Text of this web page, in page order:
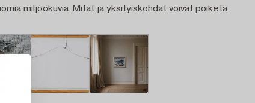
miljöökuvia. Mitat ja yksityiskohdat voivat poiketa